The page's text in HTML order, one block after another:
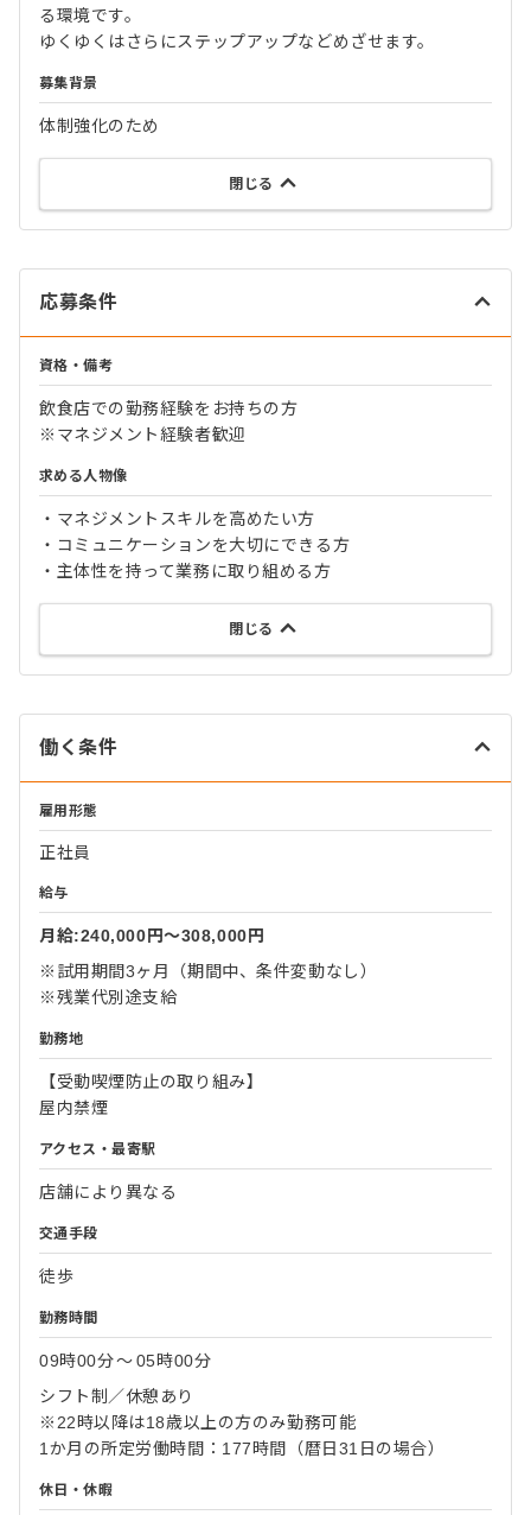
る環境です。
ゆくゆくはさらにステップアップなどめざせます。
募集背景
体制強化のため
閉じる
応募条件
資格・備考
飲食店での勤務経験をお持ちの方
※マネジメント経験者歓迎
求める人物像
・マネジメントスキルを高めたい方
・コミュニケーションを大切にできる方
・主体性を持って業務に取り組める方
閉じる
働く条件
雇用形態
正社員
給与
月給:240,000円〜308,000円
※試用期間3ヶ月（期間中、条件変動なし）
※残業代別途支給
勤務地
【受動喫煙防止の取り組み】
屋内禁煙
アクセス・最寄駅
店舗により異なる
交通手段
徒歩
勤務時間
09時00分〜05時00分
シフト制／休憩あり
※22時以降は18歳以上の方のみ勤務可能
1か月の所定労働時間：177時間（暦日31日の場合）
休日・休暇